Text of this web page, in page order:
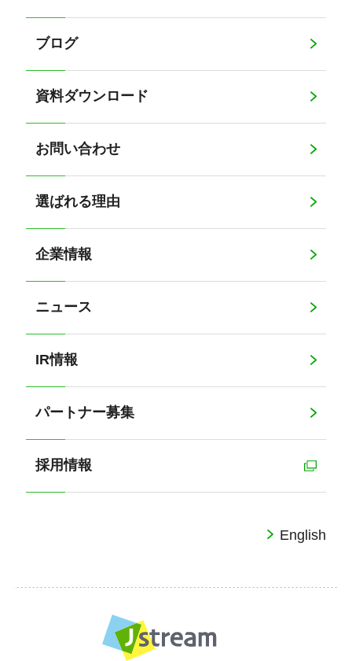
ブログ
資料ダウンロード
お問い合わせ
選ばれる理由
企業情報
ニュース
IR情報
パートナー募集
採用情報
English